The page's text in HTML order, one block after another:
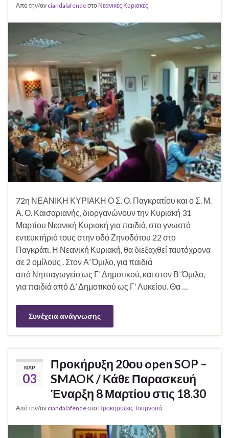
Από την/ον ciandalafendeστο Νεανικές Κυριακές
72η ΝΕΑΝΙΚΗ ΚΥΡΙΑΚΗ Ο Σ. Ο. Παγκρατίου και ο Σ. Μ.
Α. Ο. Καισαριανής, διοργανώνουν την Κυριακή 31
Μαρτίου Νεανική Κυριακή για παιδιά, στο γνωστό
εντευκτήριό τους στην οδό Ζηνοδότου 22 στο
Παγκράτι. Η Νεανική Κυριακή, θα διεξαχθεί ταυτόχρονα
σε 2 ομίλους . Στον Α’ Όμιλο, για παιδιά
από Νηπιαγωγείο ως Γ’ Δημοτικού, και στον Β’ Όμιλο,
για παιδιά από Δ’ Δημοτικού ως Γ’ Λυκείου. Θα …
Συνέχεια ανάγνωσης
ΜΑΡ
03
Προκήρυξη 20ου open SOP –
SMAOK / Κάθε Παρασκευή
Έναρξη 8 Μαρτίου στις 18.30
Από την/ον ciandalafendeστο Προκηρύξεις Τουρνουά